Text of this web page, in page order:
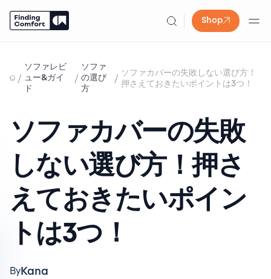
Shop
content
/
ソファレビ
ュー&ガイ
ド
/
ソファ
の選び
方
/ ソファカバーの失敗しない選び方！
押さえておきたいポイントは3つ！
ソファカバーの失敗
しない選び方！押さ
えておきたいポイン
トは3つ！
ByKana